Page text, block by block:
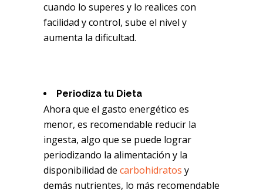
cuando lo superes y lo realices con
facilidad y control, sube el nivel y
aumenta la dificultad.
Periodiza tu Dieta
Ahora que el gasto energético es
menor, es recomendable reducir la
ingesta, algo que se puede lograr
periodizando la alimentación y la
disponibilidad de carbohidratos y
demás nutrientes, lo más recomendable